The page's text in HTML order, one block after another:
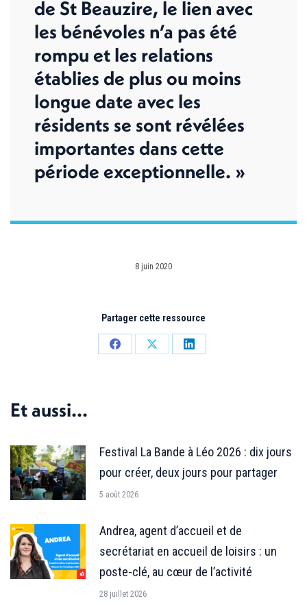
de St Beauzire, le lien avec
les bénévoles n’a pas été
rompu et les relations
établies de plus ou moins
longue date avec les
résidents se sont révélées
importantes dans cette
période exceptionnelle. »
8 juin 2020
Partager cette ressource
PartagerPartagerPartager
Et aussi...
Festival La Bande à Léo 2026 : dix jours
pour créer, deux jours pour partager
5 août 2026
Andrea, agent d’accueil et de
secrétariat en accueil de loisirs : un
poste-clé, au cœur de l’activité
28 juillet 2026